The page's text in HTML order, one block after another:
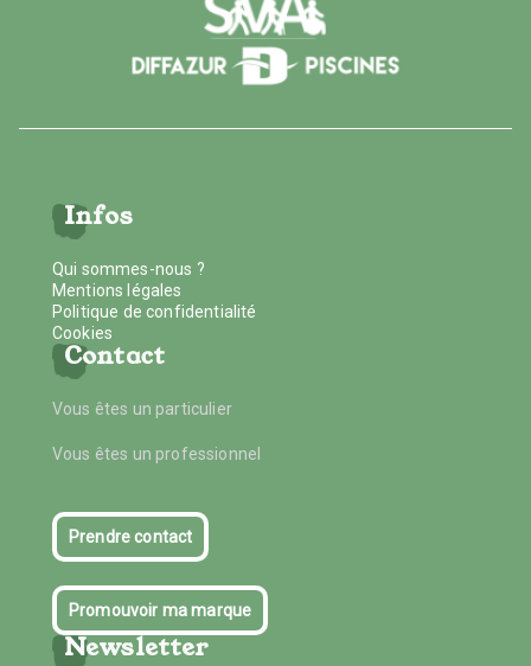
Infos
Qui sommes-nous ?
Mentions légales
Politique de confidentialité
Cookies
Contact
Vous êtes un particulier
Vous êtes un professionnel
Prendre contact
Promouvoir ma marque
Newsletter